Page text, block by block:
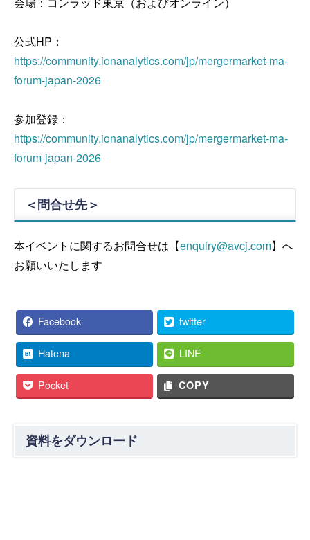
公式HP：
https://community.ionanalytics.com/jp/mergermarket-ma-
forum-japan-2026
参加登録：
https://community.ionanalytics.com/jp/mergermarket-ma-
forum-japan-2026
＜問合せ先＞
本イベントに関するお問合せは【enquiry@avcj.com】へ
お願いいたします
Facebook twitter
Hatena LINE
Pocket COPY
資料をダウンロード